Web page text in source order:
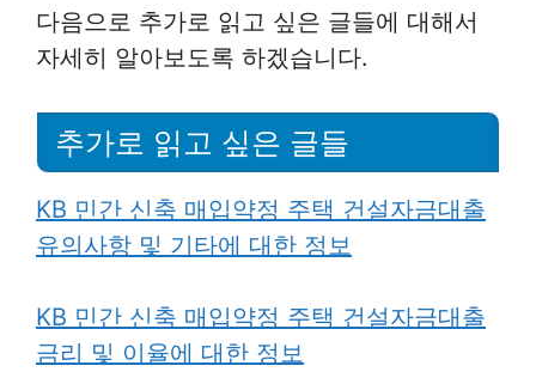
다음으로 추가로 읽고 싶은 글들에 대해서
자세히 알아보도록 하겠습니다.
추가로 읽고 싶은 글들
KB 민간 신축 매입약정 주택 건설자금대출
유의사항 및 기타에 대한 정보
KB 민간 신축 매입약정 주택 건설자금대출
금리 및 이율에 대한 정보